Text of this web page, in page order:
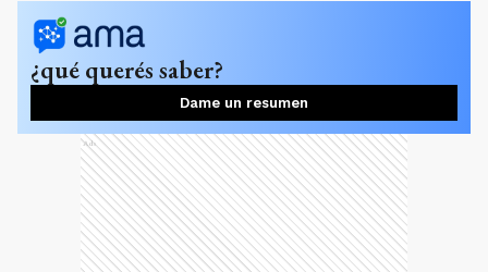
¿qué querés saber?
Dame un resumen
Ads